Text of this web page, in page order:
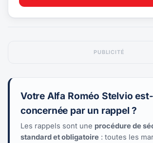
PUBLICITÉ
Votre Alfa Roméo Stelvio
concernée par un rappel ?
Les rappels sont une procédure de
standard et obligatoire : toutes les